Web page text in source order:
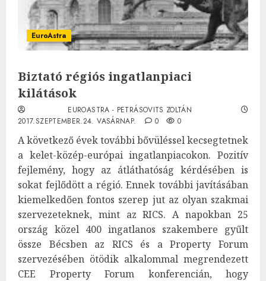
EuroAstra
Biztató régiós ingatlanpiaci
kilátások
EUROASTRA - PETRÁSOVITS ZOLTÁN
2017.SZEPTEMBER.24. VASÁRNAP.
0 0
A következő évek további bővüléssel kecsegtetnek
a kelet-közép-európai ingatlanpiacokon. Pozitív
fejlemény, hogy az átláthatóság kérdésében is
sokat fejlődött a régió. Ennek további javításában
kiemelkedően fontos szerep jut az olyan szakmai
szervezeteknek, mint az RICS. A napokban 25
ország közel 400 ingatlanos szakembere gyűlt
össze Bécsben az RICS és a Property Forum
szervezésében ötödik alkalommal megrendezett
CEE Property Forum konferencián, hogy